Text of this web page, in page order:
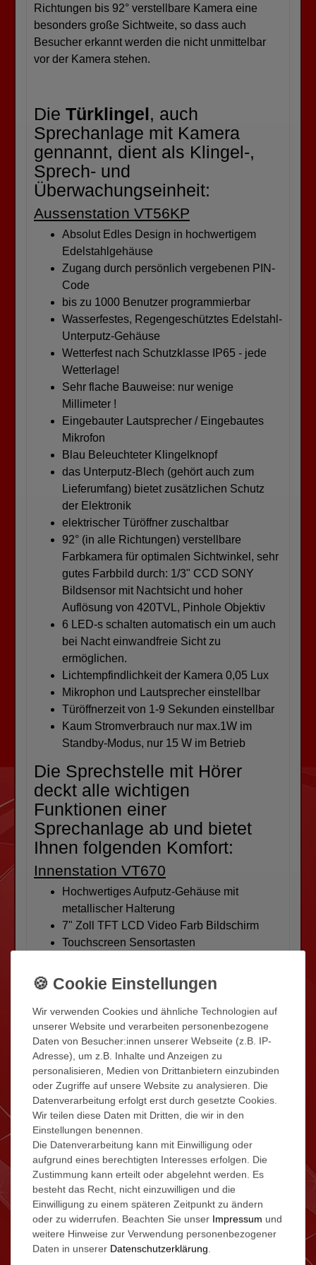
Richtungen bis 92° verstellbare Kamera eine
besonders große Sichtweite, so dass auch
Besucher erkannt werden die nicht unmittelbar
vor der Kamera stehen.
Die Türklingel, auch
Sprechanlage mit Kamera
gennannt, dient als Klingel-,
Sprech- und
Überwachungseinheit:
Aussenstation VT56KP
Absolut Edles Design in hochwertigem
Edelstahlgehäuse
Zugang durch persönlich vergebenen PIN-
Code
bis zu 1000 Benutzer programmierbar
Wasserfestes, Regengeschütztes Edelstahl-
Unterputz-Gehäuse
Wetterfest nach Schutzklasse IP65 - jede
Wetterlage!
Sehr flache Bauweise: nur wenige
Millimeter !
Eingebauter Lautsprecher / Eingebautes
Mikrofon
Blau Beleuchteter Klingelknopf
das Unterputz-Blech (gehört auch zum
Lieferumfang) bietet zusätzlichen Schutz
der Elektronik
elektrischer Türöffner zuschaltbar
92° (in alle Richtungen) verstellbare
Farbkamera für optimalen Sichtwinkel, sehr
gutes Farbbild durch: 1/3" CCD SONY
Bildsensor mit Nachtsicht und hoher
Auflösung von 420TVL, Pinhole Objektiv
6 LED-s schalten automatisch ein um auch
bei Nacht einwandfreie Sicht zu
ermöglichen.
Lichtempfindlichkeit der Kamera 0,05 Lux
Mikrophon und Lautsprecher einstellbar
Türöffnerzeit von 1-9 Sekunden einstellbar
Kaum Stromverbrauch nur max.1W im
Standby-Modus, nur 15 W im Betrieb
Die Sprechstelle mit Hörer
deckt alle wichtigen
Funktionen einer
Sprechanlage ab und bietet
Ihnen folgenden Komfort:
Innenstation VT670
Hochwertiges Aufputz-Gehäuse mit
metallischer Halterung
7" Zoll TFT LCD Video Farb Bildschirm
Touchscreen Sensortasten
Eingebauter Lautsprecher / Eingebautes
Mikrofon
Zahlreiche Einstellmöglichkeiten (Helligkeit,
Kontrast, Lautstärke etc.)
Öffnen der Tür über den Monitor - schaltet
sich beim Klingeln automatisch an
Überwachungsfunktion - Sie können
jederzeit den Aussenbereich überwachen
Gegensprechen mit der Ausseinheit oder
untereinander / Interkom
Interner Ruf - Kommunikation zwischen den
Inneneinheiten möglich
Kaum Stromverbrauch nur 1W im Standby-
Modus, nur 15 W im Betrieb
Das Schaltschema ist ziemlich
einfach von jedermann
vorzunehmen.
Wir verwenden Cookies und ähnliche Technologien auf
unserer Website und verarbeiten personenbezogene
Daten von Besucher:innen unserer Webseite (z.B. IP-
Adresse), um z.B. Inhalte und Anzeigen zu
personalisieren, Medien von Drittanbietern einzubinden
oder Zugriffe auf unsere Website zu analysieren. Die
Datenverarbeitung erfolgt erst durch gesetzte Cookies.
Wir teilen diese Daten mit Dritten, die wir in den
Einstellungen benennen.
Die Datenverarbeitung kann mit Einwilligung oder
aufgrund eines berechtigten Interesses erfolgen. Die
Zustimmung kann erteilt oder abgelehnt werden. Es
besteht das Recht, nicht einzuwilligen und die
Einwilligung zu einem späteren Zeitpunkt zu ändern
oder zu widerrufen. Beachten Sie unser Impressum und
weitere Hinweise zur Verwendung personenbezogener
Daten in unserer Daten­schutz­erklärung.